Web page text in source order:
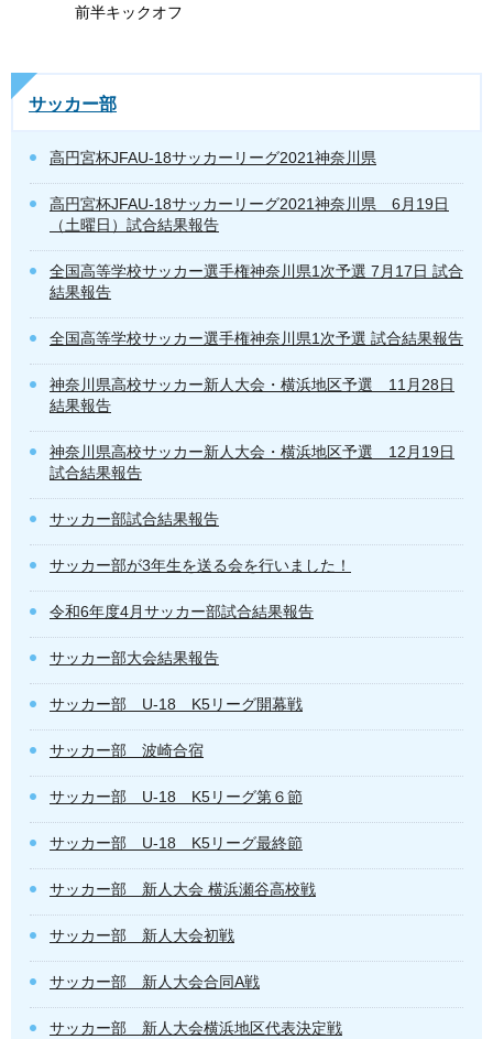
前半キックオフ
サッカー部
高円宮杯JFAU-18サッカーリーグ2021神奈川県
高円宮杯JFAU-18サッカーリーグ2021神奈川県 6月19日
（土曜日）試合結果報告
全国高等学校サッカー選手権神奈川県1次予選 7月17日 試合
結果報告
全国高等学校サッカー選手権神奈川県1次予選 試合結果報告
神奈川県高校サッカー新人大会・横浜地区予選 11月28日
結果報告
神奈川県高校サッカー新人大会・横浜地区予選 12月19日
試合結果報告
サッカー部試合結果報告
サッカー部が3年生を送る会を行いました！
令和6年度4月サッカー部試合結果報告
サッカー部大会結果報告
サッカー部 U-18 K5リーグ開幕戦
サッカー部 波崎合宿
サッカー部 U-18 K5リーグ第６節
サッカー部 U-18 K5リーグ最終節
サッカー部 新人大会 横浜瀬谷高校戦
サッカー部 新人大会初戦
サッカー部 新人大会合同A戦
サッカー部 新人大会横浜地区代表決定戦